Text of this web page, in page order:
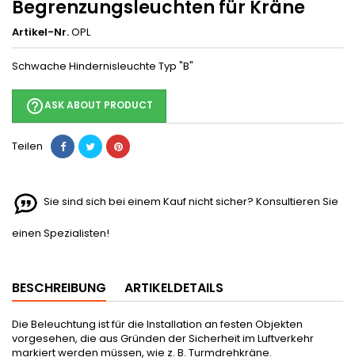
Begrenzungsleuchten für Kräne
Artikel-Nr.OPL
Schwache Hindernisleuchte Typ "B"
help_outlineASK ABOUT PRODUCT
Teilen
Sie sind sich bei einem Kauf nicht sicher? Konsultieren Sie
einen Spezialisten!
BESCHREIBUNG ARTIKELDETAILS
Die Beleuchtung ist für die Installation an festen Objekten
vorgesehen, die aus Gründen der Sicherheit im Luftverkehr
markiert werden müssen, wie z. B. Turmdrehkräne.